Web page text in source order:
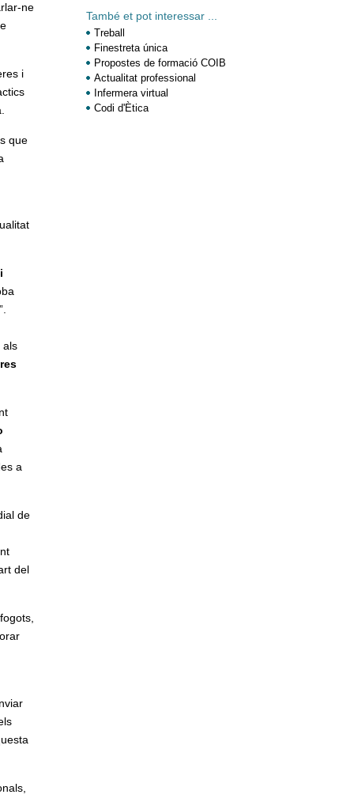
ne
i
que
als
a
de
del
També et pot interessar ...
Treball
Finestreta única
Propostes de formació COIB
Actualitat professional
Infermera virtual
Codi d'Ètica